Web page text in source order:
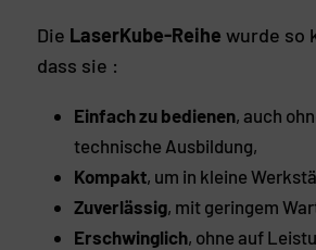
Die LaserKube-Reihe wurde so
dass sie :
Einfach zu bedienen, auch
technische Ausbildung,
Kompakt, um in kleine
Zuverlässig, mit geringem
Erschwinglich, ohne auf